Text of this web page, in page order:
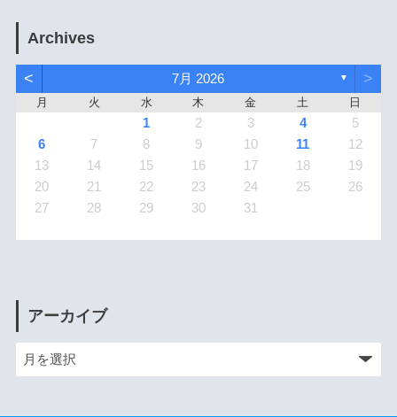
Archives
< 7月 2026 ▼ >
月 火 水 木 金 土 日
1 2 3 4
5
6
7 8 9 10 11
12
13
14 15 16 17 18
19
20
21 22 23 24 25
26
27
28 29 30 31
アーカイブ